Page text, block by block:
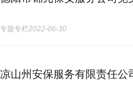
专题专栏2022-06-30
凉山州安保服务有限责任公